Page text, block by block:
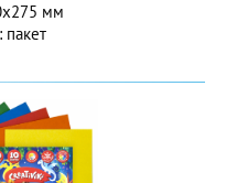
мм
пакет